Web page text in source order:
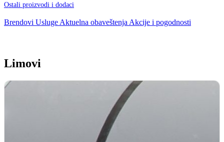
Ostali proizvodi i dodaci
Brendovi Usluge Aktuelna obaveštenja Akcije i pogodnosti
Limovi